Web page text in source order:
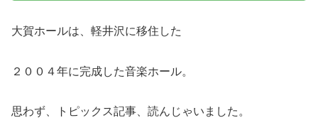
大賀ホールは、軽井沢に移住した
２００４年に完成した音楽ホール。
思わず、トピックス記事、読んじゃいました。